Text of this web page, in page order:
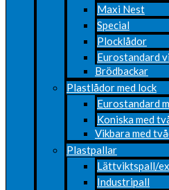
Maxi Nest
Special
Plocklådor
Eurostandard
Brödbackar
Plastlådor med lock
Eurostandard
Koniska med
Vikbara med
Plastpallar
Lättviktspall/
Industripall